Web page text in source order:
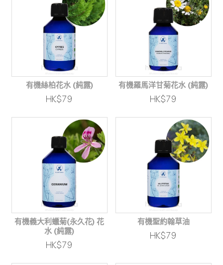
有機絲柏花水 (純露)
HK$79
有機羅馬洋甘菊花水 (純露)
HK$79
有機義大利蠟菊(永久花) 花
水 (純露)
HK$79
有機聖約翰草油
HK$79